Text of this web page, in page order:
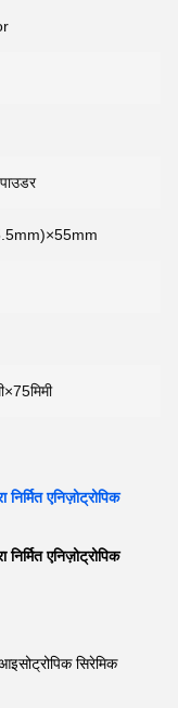
एनिज़ोट्रोपिक
एनिज़ोट्रोपिक
सिरेमिक